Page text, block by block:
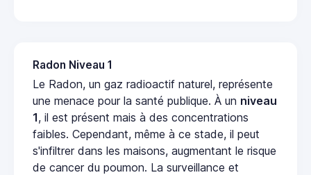
Radon Niveau 1
Le Radon, un gaz radioactif naturel, représente
une menace pour la santé publique. À un niveau
1, il est présent mais à des concentrations
faibles. Cependant, même à ce stade, il peut
s'infiltrer dans les maisons, augmentant le risque
de cancer du poumon. La surveillance et